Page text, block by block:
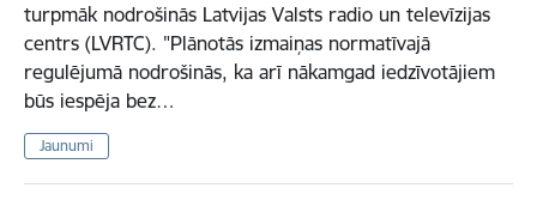
turpmāk nodrošinās Latvijas Valsts radio un televīzijas
centrs (LVRTC). "Plānotās izmaiņas normatīvajā
regulējumā nodrošinās, ka arī nākamgad iedzīvotājiem
būs iespēja bez…
Jaunumi